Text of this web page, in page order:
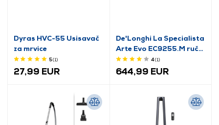
Dyras HVC-55 Usisavač
za mrvice
5(1)
27,99 EUR
De'Longhi La Specialista
Arte Evo EC9255.M ručni
aparat za kavu
4(1)
644,99 EUR